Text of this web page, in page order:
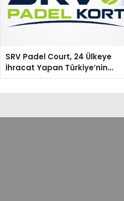
SRV Padel Court, 24 Ülkeye
İhracat Yapan Türkiye’nin
Padel Kortu Üretim Gücü